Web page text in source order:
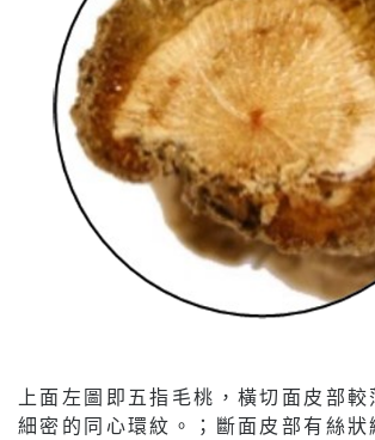
上面左圖即五指毛桃，橫切面皮部
細密的同心環紋。；斷面皮部有絲狀